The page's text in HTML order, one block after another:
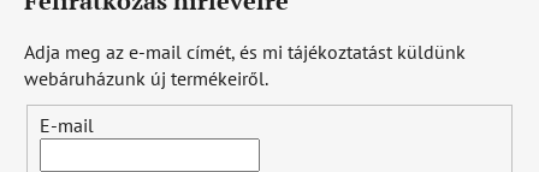
Adja meg az e-mail címét, és mi tájékoztatást küldünk
webáruházunk új termékeiről.
E-mail